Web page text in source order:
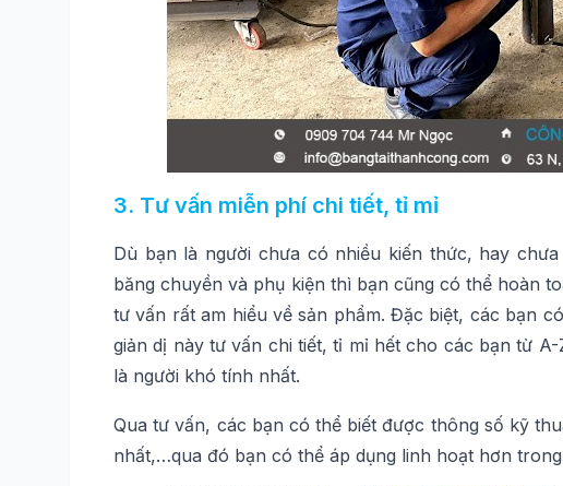
3. Tư vấn miễn phí chi tiết, tỉ mỉ
Dù bạn là người chưa có nhiều kiến thức, hay
băng chuyền và phụ kiện thì bạn cũng có thể hoàn
tư vấn rất am hiểu về sản phẩm. Đặc biệt, các bạn
giản dị này tư vấn chi tiết, tỉ mỉ hết cho các bạn từ
là người khó tính nhất.
Qua tư vấn, các bạn có thể biết được thông số kỹ
nhất,…qua đó bạn có thể áp dụng linh hoạt hơn